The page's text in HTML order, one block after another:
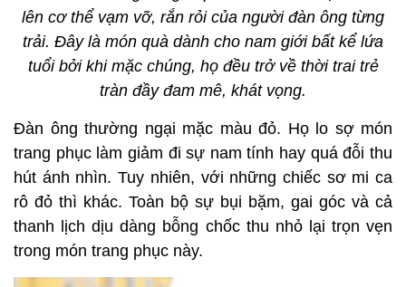
lên cơ thể vạm vỡ, rắn rỏi của người đàn ông từng
trải. Đây là món quà dành cho nam giới bất kể lứa
tuổi bởi khi mặc chúng, họ đều trở về thời trai trẻ
tràn đầy đam mê, khát vọng.
Đàn ông thường ngại mặc màu đỏ. Họ lo sợ món
trang phục làm giảm đi sự nam tính hay quá đỗi thu
hút ánh nhìn. Tuy nhiên, với những chiếc sơ mi ca
rô đỏ thì khác. Toàn bộ sự bụi bặm, gai góc và cả
thanh lịch dịu dàng bỗng chốc thu nhỏ lại trọn vẹn
trong món trang phục này.